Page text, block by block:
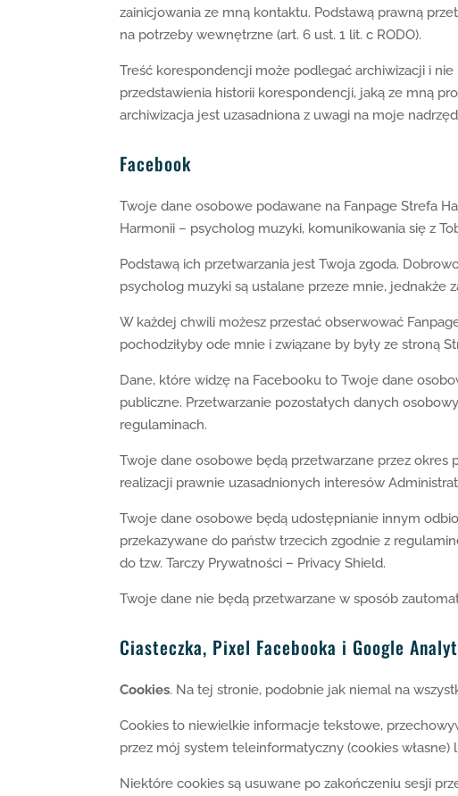
zainicjowania ze mną kontaktu. Podstawą prawną
na potrzeby wewnętrzne (art. 6 ust. 1 lit. c RODO).
Treść korespondencji może podlegać archiwizacji i
przedstawienia historii korespondencji, jaką ze mną
archiwizacja jest uzasadniona z uwagi na moje
Facebook
Twoje dane osobowe podawane na Fanpage Strefa
Harmonii – psycholog muzyki, komunikowania się z
Podstawą ich przetwarzania jest Twoja zgoda.
psycholog muzyki są ustalane przeze mnie, jednakże
W każdej chwili możesz przestać obserwować
pochodziłyby ode mnie i związane by były ze stroną
Dane, które widzę na Facebooku to Twoje dane
publiczne. Przetwarzanie pozostałych danych
regulaminach.
Twoje dane osobowe będą przetwarzane przez
realizacji prawnie uzasadnionych interesów
Twoje dane osobowe będą udostępnianie innym
przekazywane do państw trzecich zgodnie z
do tzw. Tarczy Prywatności – Privacy Shield.
Twoje dane nie będą przetwarzane w sposób
Ciasteczka, Pixel Facebooka i Google
Cookies. Na tej stronie, podobnie jak niemal na
Cookies to niewielkie informacje tekstowe,
przez mój system teleinformatyczny (cookies
Niektóre cookies są usuwane po zakończeniu sesji